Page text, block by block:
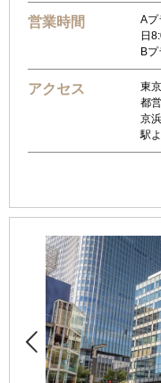
営業時間
Aプ
日
B
アクセス
東
都
京
駅
